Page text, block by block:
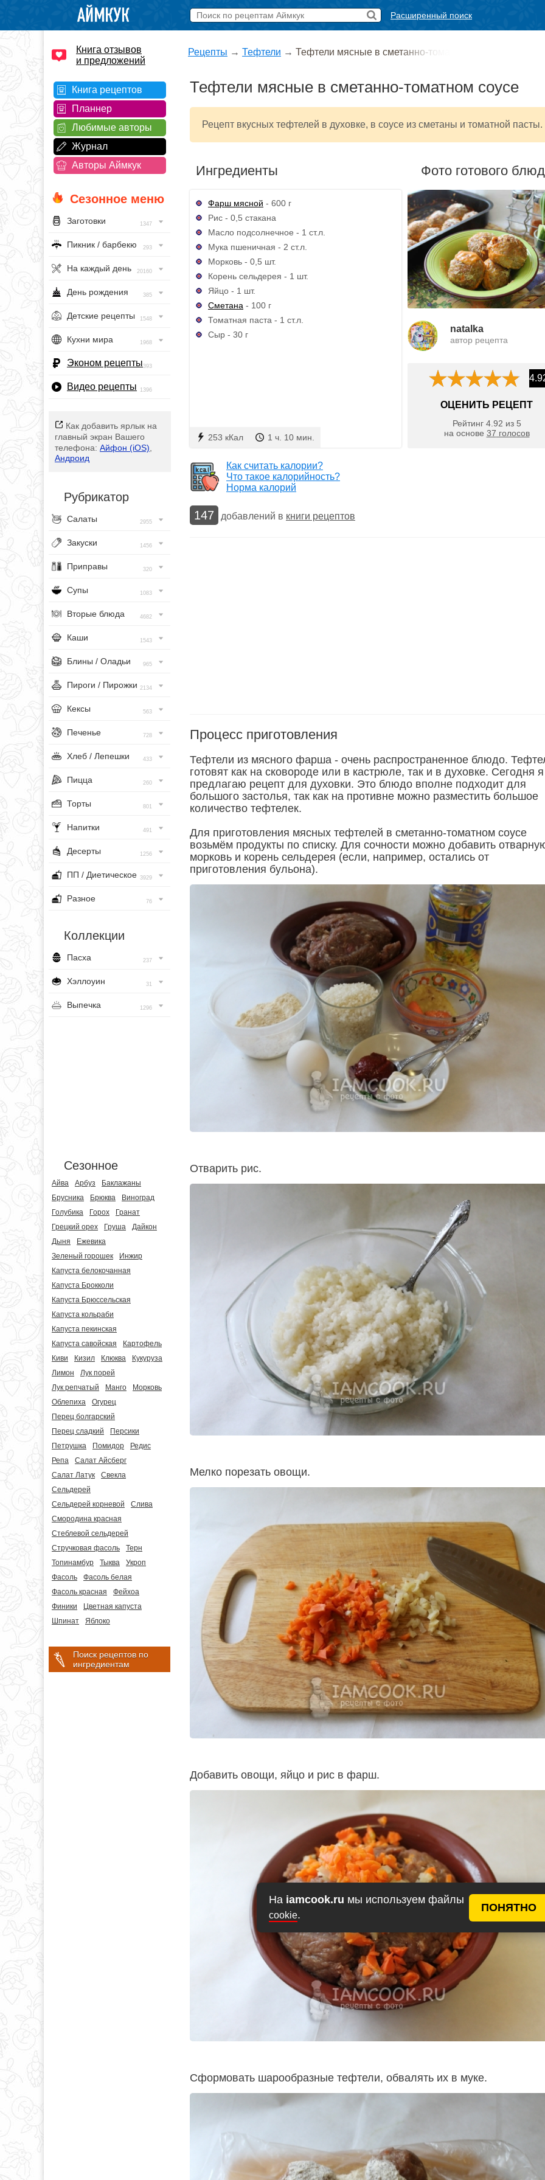
На iamcook.ru мы используем файлы
cookie.
ПОНЯТНО
Расширенный поиск
Книга отзывов
и предложений
Книга рецептов
Планнер
Любимые авторы
Журнал
Авторы Аймкук
Сезонное меню
Заготовки 1347
Пикник / барбекю 293
На каждый день 20160
День рождения 385
Детские рецепты 1548
Кухни мира 1968
Эконом рецепты393
Видео рецепты 1396
Как добавить ярлык на
главный экран Вашего
телефона: Айфон (iOS)
Андроид
Рубрикатор
Салаты 2955
Закуски 1456
Приправы 320
Супы 1083
Вторые блюда 4682
Каши 1543
Блины / Оладьи 965
Пироги / Пирожки 2134
Кексы 563
Печенье 728
Хлеб / Лепешки 433
Пицца 260
Торты 801
Напитки 491
Десерты 1256
ПП / Диетическое 3929
Разное 76
Коллекции
Пасха 237
Хэллоуин 31
Выпечка 1296
Сезонное
Айва Арбуз
Баклажаны
Брусника
Брюква
Виноград
Голубика
Горох
Гранат
Грецкий орех
Груша
Дайкон
Дыня
Ежевика
Зеленый горошек
Инжир
Капуста белокочанная
Капуста Брокколи
Капуста Брюссельская
Капуста кольраби
Капуста пекинская
Капуста савойская
Картофель
Киви
Кизил Клюква
Кукуруза
Лимон
Лук порей
Лук репчатый
Манго
Морковь
Облепиха
Огурец
Перец болгарский
Перец сладкий
Персики
Петрушка
Помидор
Редис
Репа
Салат Айсберг
Салат Латук
Свекла
Сельдерей
Сельдерей корневой
Слива
Смородина красная
Стеблевой сельдерей
Стручковая фасоль
Терн
Топинамбур
Тыква
Укроп
Фасоль
Фасоль белая
Фасоль красная
Фейхоа
Финики
Цветная капуста
Шпинат
Яблоко
Поиск рецептов по
ингредиентам
Рецепты → Тефтели → Тефтели мясные в сметанно-тома
Тефтели мясные в сметанно-томатном соусе
Рецепт вкусных тефтелей в духовке, в соусе из сметаны и томатной пасты.
Ингредиенты
Фарш мясной - 600 г
Рис - 0,5 стакана
Масло подсолнечное - 1 ст.л.
Мука пшеничная - 2 ст.л.
Морковь - 0,5 шт.
Корень сельдерея - 1 шт.
Яйцо - 1 шт.
Сметана - 100 г
Томатная паста - 1 ст.л.
Сыр - 30 г
253 кКал 1 ч. 10 мин.
Фото готового
natalka
автор рецепта
ОЦЕНИТЬ РЕЦЕПТ
Рейтинг 4.92 из 5
на основе 37 голосов
Как считать калории?
Что такое калорийность?
Норма калорий
147 добавлений в книги рецептов
Процесс приготовления
Тефтели из мясного фарша - очень распространенное блюдо.
готовят как на сковороде или в кастрюле, так и в духовке. Сегодня я
предлагаю рецепт для духовки. Это блюдо вполне подходит для
большого застолья, так как на противне можно разместить большое
количество тефтелек.
Для приготовления мясных тефтелей в сметанно-томатном соусе
возьмём продукты по списку. Для сочности можно добавить
морковь и корень сельдерея (если, например, остались от
приготовления бульона).
Отварить рис.
Мелко порезать овощи.
Добавить овощи, яйцо и рис в фарш.
Сформовать шарообразные тефтели, обвалять их в муке.